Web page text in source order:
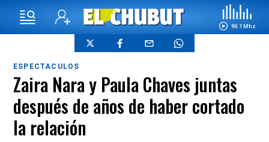
90.1 Mhz
ESPECTACULOS
Zaira Nara y Paula Chaves juntas
después de años de haber cortado
la relación